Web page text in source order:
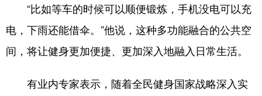
“比如等车的时候可以顺便锻炼，手机没电可以充
电，下雨还能借伞。”他说，这种多功能融合的公共空
间，将让健身更加便捷、更加深入地融入日常生活。
有业内专家表示，随着全民健身国家战略深入实